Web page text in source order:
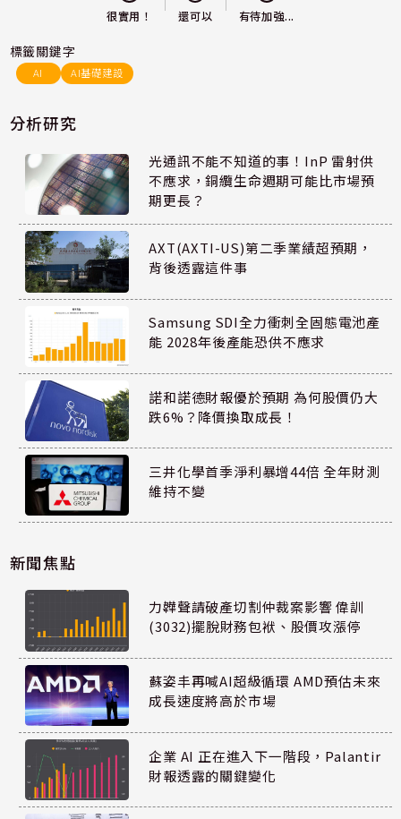
很實用！ 還可以 有待加強...
標籤關鍵字
AI AI基礎建設
分析研究
光通訊不能不知道的事！InP 雷射供
不應求，銅纜生命週期可能比市場預
期更長？
AXT(AXTI-US)第二季業績超預期，
背後透露這件事
Samsung SDI全力衝刺全固態電池產
能 2028年後產能恐供不應求
諾和諾德財報優於預期 為何股價仍大
跌6%？降價換取成長！
三井化學首季淨利暴增44倍 全年財測
維持不變
新聞焦點
力韡聲請破產切割仲裁案影響 偉訓
(3032)擺脫財務包袱、股價攻漲停
蘇姿丰再喊AI超級循環 AMD預估未來
成長速度將高於市場
企業 AI 正在進入下一階段，Palantir
財報透露的關鍵變化